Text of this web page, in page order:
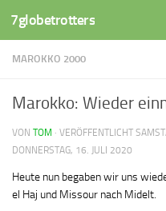
Zum Inhalt springen
7globetrotters
MAROKKO 2000
Marokko: Wieder
VON TOM · VERÖFFENTLICHT
DONNERSTAG, 16. JULI 2020
Heute nun begaben wir uns
el Haj und Missour nach Midelt.